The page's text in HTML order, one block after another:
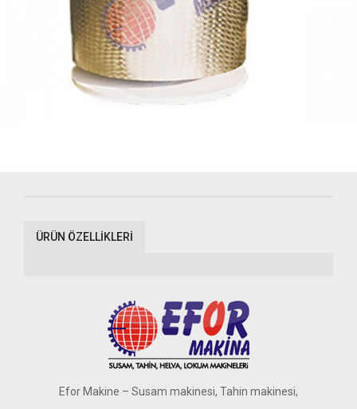
ÜRÜN ÖZELLİKLERİ
Efor Makine – Susam makinesi, Tahin makinesi,